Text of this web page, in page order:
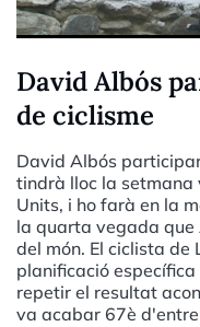
David Albós
de ciclisme
David Albós
tindrà lloc la setmana
Units, i ho farà en la
la quarta vegada
del món. El ciclista
planificació
repetir el resultat
va acabar 67è